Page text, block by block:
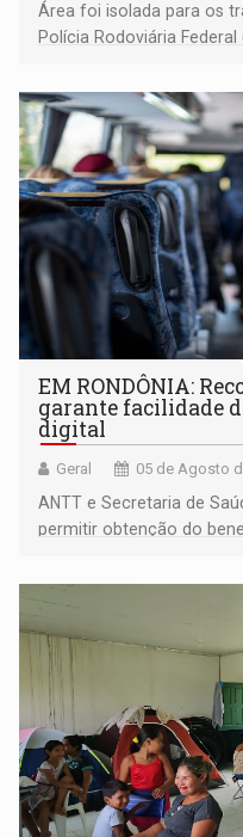
Área foi isolada para os
Polícia Rodoviária Federal
EM RONDÔNIA:
garante facilidade
digital
Geral 05 de Agosto
ANTT e Secretaria de
permitir obtenção do